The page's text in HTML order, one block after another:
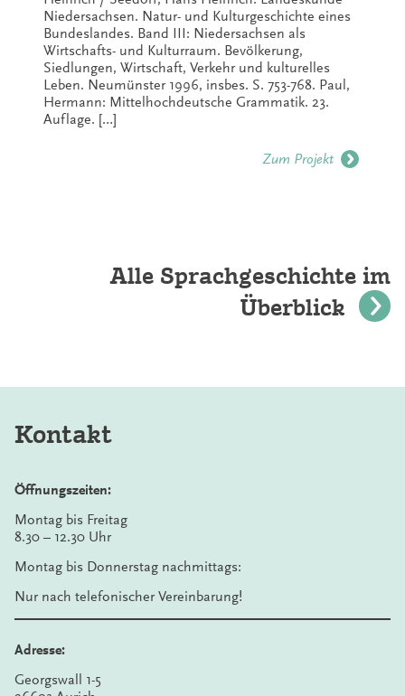
Niedersachsen. Natur- und Kulturgeschichte eines
Bundeslandes. Band III: Niedersachsen als
Wirtschafts- und Kulturraum. Bevölkerung,
Siedlungen, Wirtschaft, Verkehr und kulturelles
Leben. Neumünster 1996, insbes. S. 753-768. Paul,
Hermann: Mittelhochdeutsche Grammatik. 23.
Auflage. […]
Zum Projekt
Alle Sprachgeschichte im
Überblick
Kontakt
Öffnungszeiten:
Montag bis Freitag
8.30 – 12.30 Uhr
Montag bis Donnerstag nachmittags:
Nur nach telefonischer Vereinbarung!
Adresse:
Georgswall 1-5